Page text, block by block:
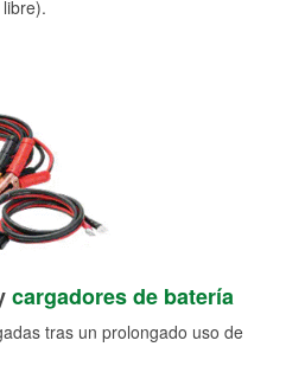
cargadores de batería
tras un prolongado uso de